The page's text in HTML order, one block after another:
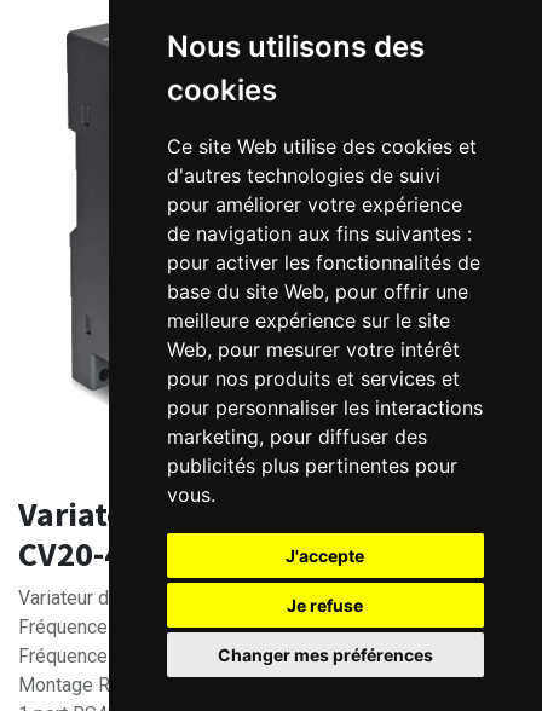
Nous utilisons des
cookies
Ce site Web utilise des cookies et
d'autres technologies de suivi
pour améliorer votre expérience
de navigation aux fins suivantes :
pour activer les fonctionnalités de
base du site Web, pour offrir une
meilleure expérience sur le site
Web, pour mesurer votre intérêt
pour nos produits et services et
pour personnaliser les interactions
marketing, pour diffuser des
publicités plus pertinentes pour
vous.
J'accepte
Je refuse
Changer mes préférences
Variateur de fréquence Kinco
CV20-4T Modbus - 380V Triphasé
Variateur de fréquence 380V Tri
Fréquence de découpage: 6 kHz
Fréquence de sortie : 0 - 300Hz
Montage Rail DIN ou fond de panier